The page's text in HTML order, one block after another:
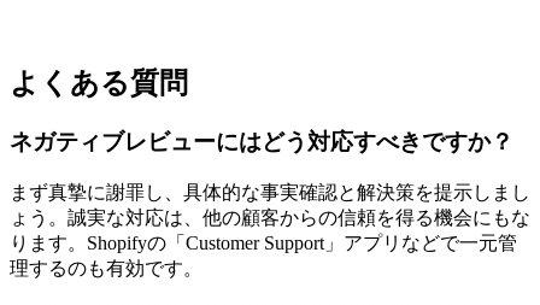
よくある質問
ネガティブレビューにはどう対応すべきですか？
まず真摯に謝罪し、具体的な事実確認と解決策を提示しまし
ょう。誠実な対応は、他の顧客からの信頼を得る機会にもな
ります。Shopifyの「Customer Support」アプリなどで一元管
理するのも有効です。